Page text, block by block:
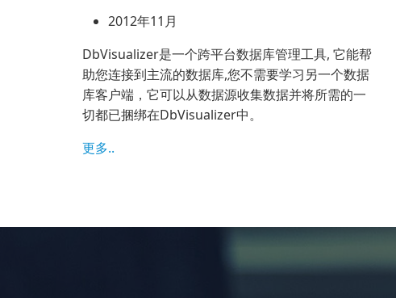
2012年11月
DbVisualizer是一个跨平台数据库管理工具, 它能帮
助您连接到主流的数据库,您不需要学习另一个数据
库客户端，它可以从数据源收集数据并将所需的一
切都已捆绑在DbVisualizer中。
更多..